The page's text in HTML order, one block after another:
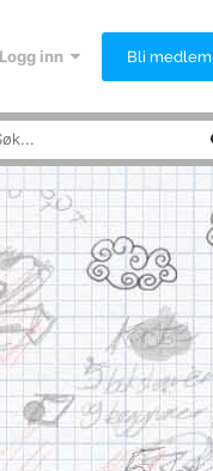
Logg inn Bli medlem